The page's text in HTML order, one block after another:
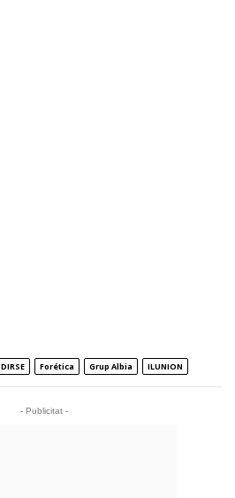
DIRSE Forética Grup Albia ILUNION
- Publicitat -